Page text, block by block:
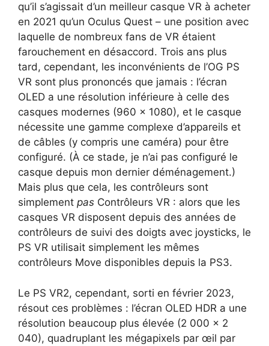
qu’il s’agissait d’un meilleur casque VR à acheter
en 2021 qu’un Oculus Quest – une position avec
laquelle de nombreux fans de VR étaient
farouchement en désaccord. Trois ans plus
tard, cependant, les inconvénients de l’OG PS
VR sont plus prononcés que jamais : l’écran
OLED a une résolution inférieure à celle des
casques modernes (960 x 1080), et le casque
nécessite une gamme complexe d’appareils et
de câbles (y compris une caméra) pour être
configuré. (À ce stade, je n’ai pas configuré le
casque depuis mon dernier déménagement.)
Mais plus que cela, les contrôleurs sont
simplement pas Contrôleurs VR : alors que les
casques VR disposent depuis des années de
contrôleurs de suivi des doigts avec joysticks, le
PS VR utilisait simplement les mêmes
contrôleurs Move disponibles depuis la PS3.
Le PS VR2, cependant, sorti en février 2023,
résout ces problèmes : l’écran OLED HDR a une
résolution beaucoup plus élevée (2 000 x 2
040), quadruplant les mégapixels par œil par